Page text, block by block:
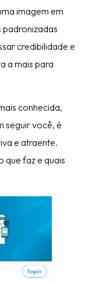
imagem em
padronizadas
credibilidade e
a mais para
conhecida,
seguir você, é
e atraente.
que faz e quais